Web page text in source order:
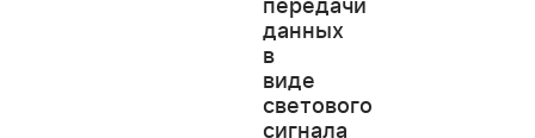
данных
в
виде
светового
сигнала